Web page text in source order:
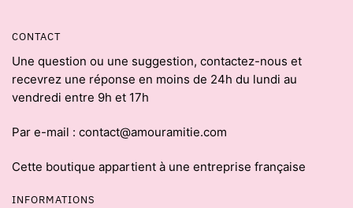
CONTACT
Une question ou une suggestion, contactez-nous et
recevrez une réponse en moins de 24h du lundi au
vendredi entre 9h et 17h
Par e-mail : contact@amouramitie.com
Cette boutique appartient à une entreprise française
INFORMATIONS